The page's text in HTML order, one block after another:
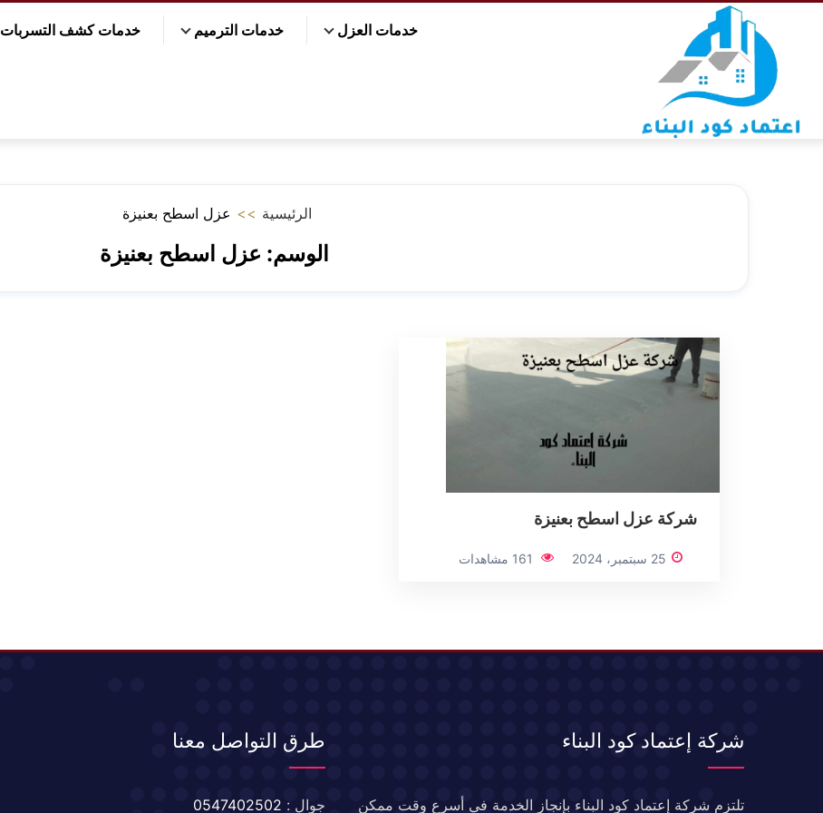
المحتوى
خدمات العزل خدمات الترميم خدمات كشف التسربات
الرئيسية >> عزل اسطح بعنيزة
الوسم: عزل اسطح بعنيزة
شركة عزل اسطح بعنيزة
25 سبتمبر، 2024 161 مشاهدات
شركة إعتماد كود البناء
تلتزم شركة إعتماد كود البناء بإنجاز الخدمة في أسرع وقت ممكن
طرق التواصل معنا
جوال : 0547402502